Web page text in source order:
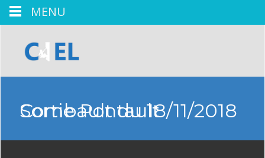
Sortie Pontault Combault du 18/11/2018
MENU